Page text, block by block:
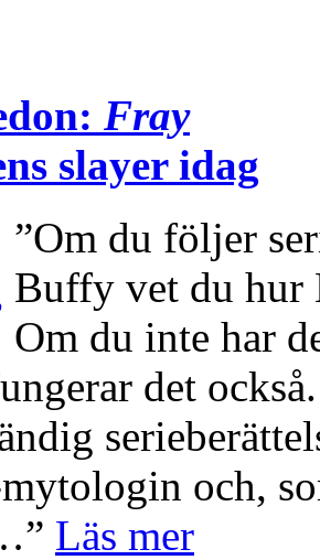
Fray
slayer idag
”Om du följer
Buffy vet du hur
Om du inte har
det
och,
Läs mer